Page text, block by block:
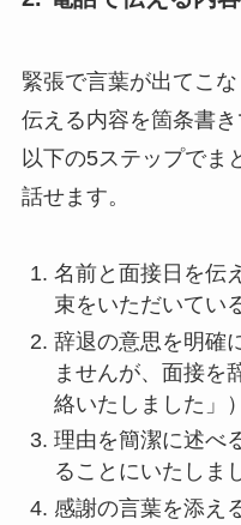
緊張で言葉が出てこ
伝える内容を箇条書き
以下の5ステップでま
話せます。
名前と面接日を伝
束をいただいてい
辞退の意思を明確
ませんが、面接を
絡いたしました」）
理由を簡潔に述べ
ることにいたしま
感謝の言葉を添え